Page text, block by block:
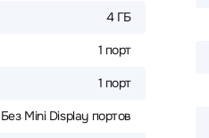
4 ГБ
1 порт
1 порт
Без Mini Display портов